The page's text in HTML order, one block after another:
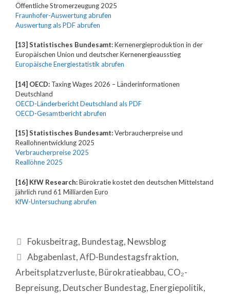
Öffentliche Stromerzeugung 2025
Fraunhofer-Auswertung abrufen
Auswertung als PDF abrufen
[13] Statistisches Bundesamt:Kernenergieproduktion in der
Europäischen Union und deutscher Kernenergieausstieg
Europäische Energiestatistik abrufen
[14] OECD: Taxing Wages 2026 – Länderinformationen
Deutschland
OECD-Länderbericht Deutschland als PDF
OECD-Gesamtbericht abrufen
[15] Statistisches Bundesamt:Verbraucherpreise und
Reallohnentwicklung 2025
Verbraucherpreise 2025
Reallöhne 2025
[16] KfW Research:Bürokratie kostet den deutschen Mittelstand
jährlich rund 61 Milliarden Euro
KfW-Untersuchung abrufen
Fokusbeitrag, Bundestag, Newsblog
Abgabenlast,AfD-Bundestagsfraktion,
Arbeitsplatzverluste, Bürokratieabbau, CO₂-
Bepreisung, Deutscher Bundestag, Energiepolitik,